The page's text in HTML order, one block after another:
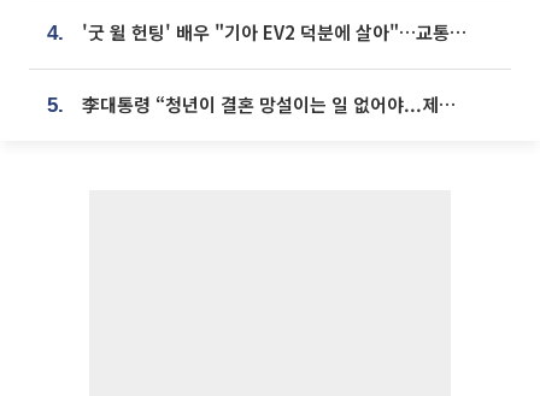
4. '굿 윌 헌팅' 배우 "기아 EV2 덕분에 살아"…교통사고 후 안전성 극찬
5. 李대통령 “청년이 결혼 망설이는 일 없어야...제도상 불이익 조사”